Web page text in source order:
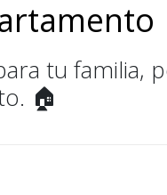
tu
🏠